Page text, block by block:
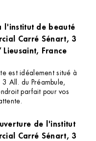
l'institut de beauté
Carré Sénart, 3
France
est idéalement situé à
All. du Préambule,
parfait pour vos
de l'institut